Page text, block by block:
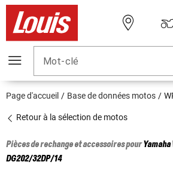
Mot-clé
Page d'accueil Base de données motos
Retour à la sélection de motos
Pièces de rechange et accessoires pourYamaha
DG202/32DP/14